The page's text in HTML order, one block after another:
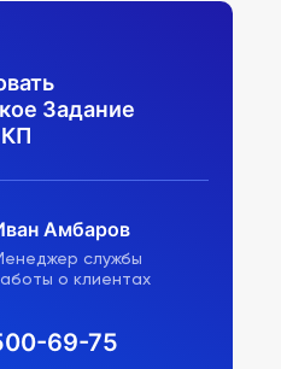
Задание
Амбаров
службы
о клиентах
69-75